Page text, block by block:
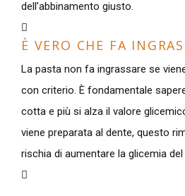
dell’abbinamento giusto.
È VERO CHE FA
La pasta non fa ingrassare se
con criterio. È fondamentale
cotta e più si alza il valore
viene preparata al dente, questo
rischia di aumentare la glicemia del